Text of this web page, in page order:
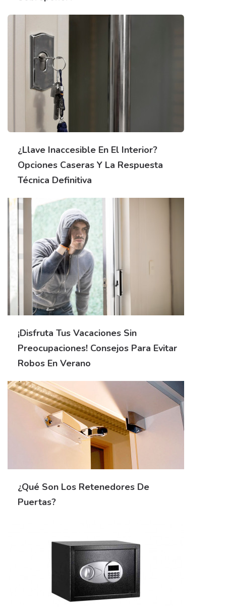
¿Llave Inaccesible En El Interior?
Opciones Caseras Y La Respuesta
Técnica Definitiva
¡Disfruta Tus Vacaciones Sin
Preocupaciones! Consejos Para Evitar
Robos En Verano
¿Qué Son Los Retenedores De
Puertas?